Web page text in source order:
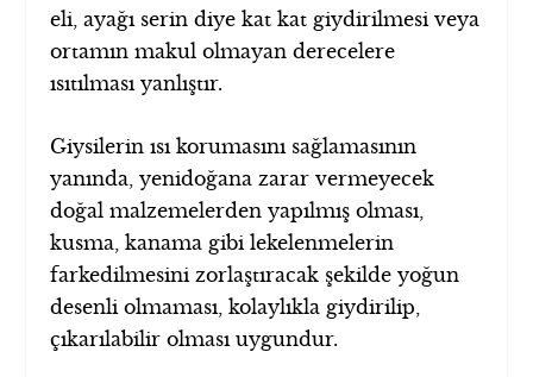
eli, ayağı serin diye kat kat giydirilmesi veya
ortamın makul olmayan derecelere
ısıtılması yanlıştır.
Giysilerin ısı korumasını sağlamasının
yanında, yenidoğana zarar vermeyecek
doğal malzemelerden yapılmış olması,
kusma, kanama gibi lekelenmelerin
farkedilmesini zorlaştıracak şekilde yoğun
desenli olmaması, kolaylıkla giydirilip,
çıkarılabilir olması uygundur.